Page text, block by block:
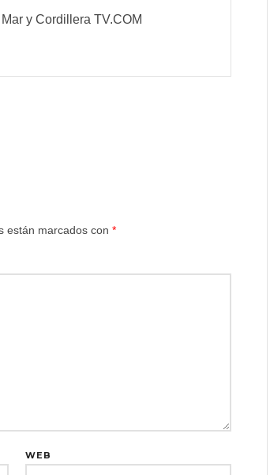
y Cordillera TV.COM
están marcados con *
WEB